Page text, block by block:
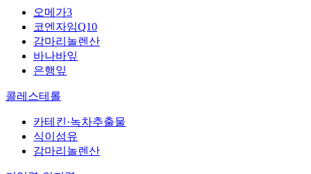
오메가3
코엔자임Q10
감마리놀렌산
바나바잎
은행잎
콜레스테롤
카테킨·녹차추출물
식이섬유
감마리놀렌산